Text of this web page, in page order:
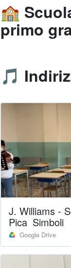
🏫
primo
🎵
J. Williams -
Pica_Simboli
Google Drive